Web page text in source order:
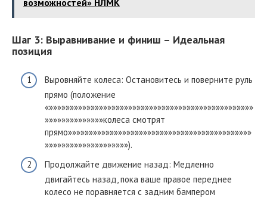
возможностей» НЛМК
Шаг 3: Выравнивание и финиш – Идеальная
позиция
Выровняйте колеса: Остановитесь и поверните руль
прямо (положение
«»»»»»»»»»»»»»»»»»»»»»»»»»»»»»»»»»»»»»»»»»»»»»»»»»
»»»»»»»»»»»»»»колеса смотрят
прямо»»»»»»»»»»»»»»»»»»»»»»»»»»»»»»»»»»»»»»»»»»»»
»»»»»»»»»»»»»»»»»»»»).
Продолжайте движение назад: Медленно
двигайтесь назад, пока ваше правое переднее
колесо не поравняется с задним бампером